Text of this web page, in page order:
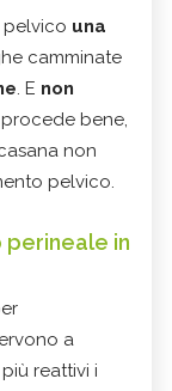
pelvico una
camminate
. E non
bene,
non
pelvico.
perineale in
a
reattivi i